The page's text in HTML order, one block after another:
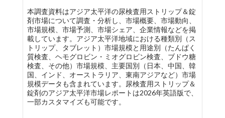
本調査資料はアジア太平洋の尿検査用ストリップ＆錠
剤市場について調査・分析し、市場概要、市場動向、
市場規模、市場予測、市場シェア、企業情報などを掲
載しています。アジア太平洋地域における種類別（ス
トリップ、タブレット）市場規模と用途別（たんぱく
質検査、ヘモグロビン・ミオグロビン検査、ブドウ糖
検査、その他）市場規模、主要国別（日本、中国、韓
国、インド、オーストラリア、東南アジアなど）市場
規模データも含まれています。尿検査用ストリップ＆
錠剤のアジア太平洋市場レポートは2026年英語版で、
一部カスタマイズも可能です。